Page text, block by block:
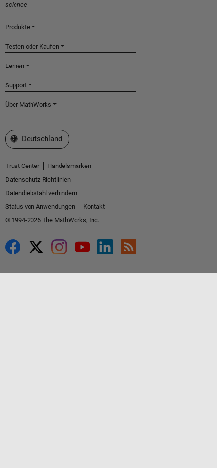
science
Produkte
Testen oder Kaufen
Lernen
Support
Über MathWorks
Website auswählen
Deutschland
Trust Center
Handelsmarken
Datenschutz-Richtlinien
Datendiebstahl verhindern
Status von Anwendungen
Kontakt
© 1994-2026 The MathWorks, Inc.